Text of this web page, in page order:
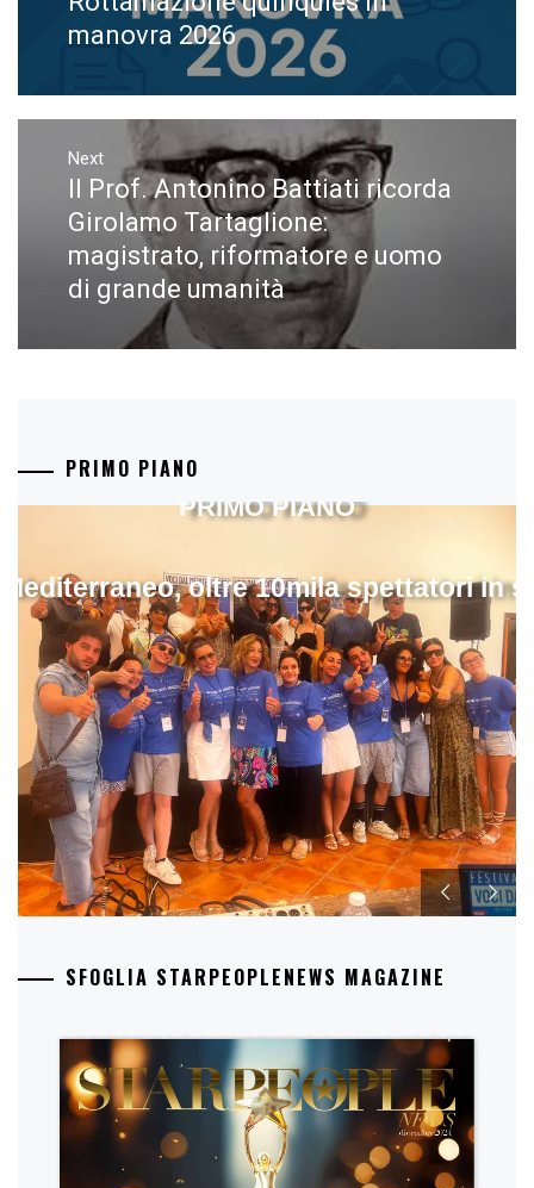
post:
manovra 2026
Next
Next
post:
Il Prof. Antonino Battiati ricorda
Girolamo Tartaglione:
magistrato, riformatore e uomo
di grande umanità
PRIMO PIANO
oltre 10mila spettatori in
PRIMO PIANO
SFOGLIA STARPEOPLENEWS MAGAZINE